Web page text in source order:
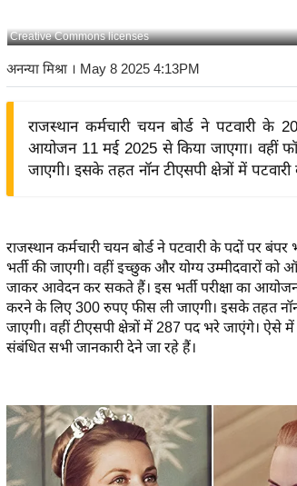
Creative Commons licenses
अनन्या मिश्रा । May 8 2025 4:13PM
राजस्थान कर्मचारी चयन बोर्ड ने पटवारी के
आयोजन 11 मई 2025 से किया जाएगा। वहीं
जाएगी। इसके तहत नॉन टीएसपी क्षेत्रों में
राजस्थान कर्मचारी चयन बोर्ड ने पटवारी के पदों पर
भर्ती की जाएगी। वहीं इच्छुक और योग्य उम्मीदवारों
जाकर आवेदन कर सकते हैं। इस भर्ती परीक्षा का
करने के लिए 300 रुपए फीस ली जाएगी। इसके तहत नॉन
जाएगी। वहीं टीएसपी क्षेत्रों में 287 पद भरे जाएंगे।
संबंधित सभी जानकारी देने जा रहे हैं।